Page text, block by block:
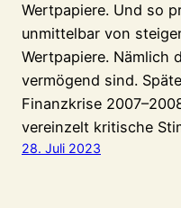
Wertpapiere. Und so
unmittelbar von
Wertpapiere. Nämlich
vermögend sind.
Finanzkrise
vereinzelt kritische
28. Juli 2023